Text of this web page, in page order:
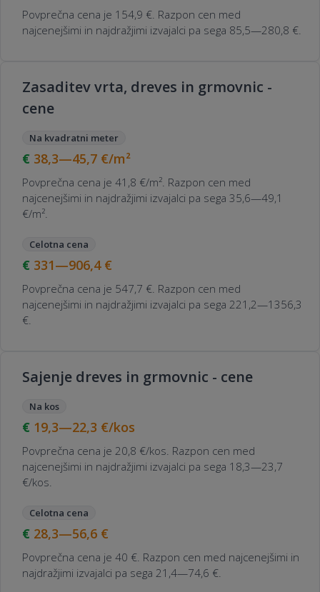
Povprečna cena je 154,9 €. Razpon cen med
najcenejšimi in najdražjimi izvajalci pa sega 85,5—280,8 €.
Zasaditev vrta, dreves in grmovnic -
cene
Na kvadratni meter
38,3—45,7 €/m²
Povprečna cena je 41,8 €/m². Razpon cen med
najcenejšimi in najdražjimi izvajalci pa sega 35,6—49,1
€/m².
Celotna cena
331—906,4 €
Povprečna cena je 547,7 €. Razpon cen med
najcenejšimi in najdražjimi izvajalci pa sega 221,2—1356,3
€.
Sajenje dreves in grmovnic - cene
Na kos
19,3—22,3 €/kos
Povprečna cena je 20,8 €/kos. Razpon cen med
najcenejšimi in najdražjimi izvajalci pa sega 18,3—23,7
€/kos.
Celotna cena
28,3—56,6 €
Povprečna cena je 40 €. Razpon cen med najcenejšimi in
najdražjimi izvajalci pa sega 21,4—74,6 €.